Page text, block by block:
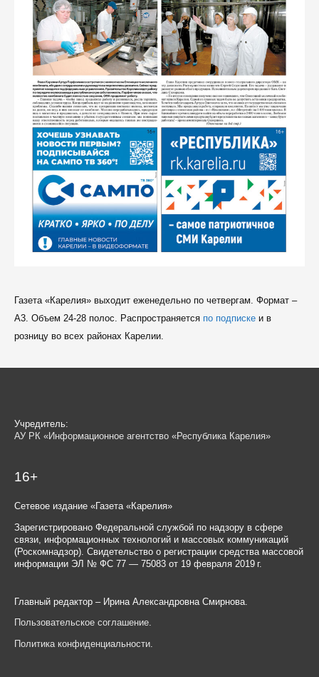
Газета «Карелия» выходит еженедельно по четвергам. Формат –
A3. Объем 24-28 полос. Распространяется по подпискеи в
розницу во всех районах Карелии.
Учредитель:
АУ РК «Информационное агентство «Республика Карелия»
16+
Сетевое издание «Газета «Карелия»
Зарегистрировано Федеральной службой по надзору в сфере
связи, информационных технологий и массовых коммуникаций
(Роскомнадзор). Свидетельство о регистрации средства массовой
информации ЭЛ № ФС 77 — 75083 от 19 февраля 2019 г.
Главный редактор – Ирина Александровна Смирнова.
Пользовательское соглашение.
Политика конфиденциальности.